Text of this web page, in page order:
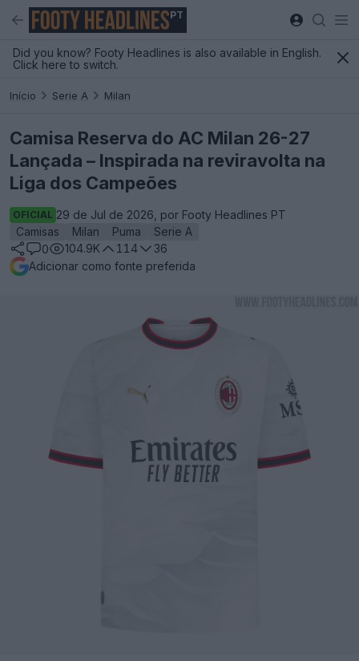
PT
Did you know? Footy Headlines is also available in English.
Click here to switch.
Início Serie A Milan
Camisa Reserva do AC Milan 26-27
Lançada – Inspirada na reviravolta na
Liga dos Campeões
OFICIAL 29 de Jul de 2026, por Footy Headlines PT
Camisas
Milan Puma
Serie A
0
104.9K 114
36
Adicionar como fonte preferida